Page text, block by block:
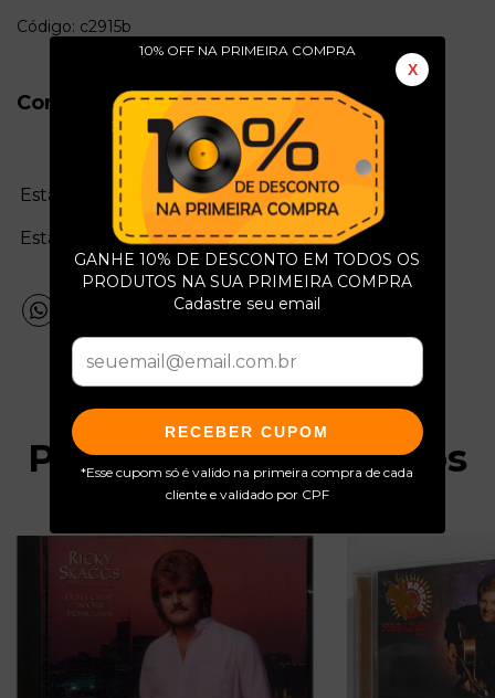
10% OFF NA PRIMEIRA COMPRA
X
GANHE 10% DE DESCONTO EM TODOS OS
PRODUTOS NA SUA PRIMEIRA COMPRA
Cadastre seu email
RECEBER CUPOM
*Esse cupom só é valido na primeira compra de cada
cliente e validado por CPF
Código: c2915b
Conservação do Produto
Estado da mídia:
Estado da capa:
Produtos relacionados